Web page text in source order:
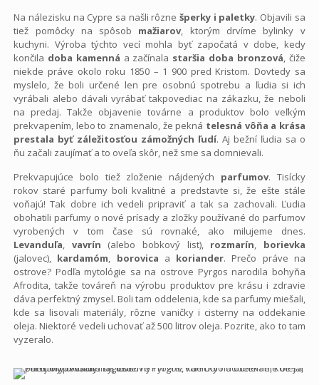
Na nálezisku na Cypre sa našli rôznešperky i paletky. Objavili sa
tiež pomôcky na spôsob mažiarov, ktorým drvíme bylinky v
kuchyni. Výroba týchto vecí mohla byť započatá v dobe, kedy
končila doba kamenná a začínala staršia doba bronzová , čiže
niekde práve okolo roku 1850 – 1 900 pred Kristom. Dovtedy sa
myslelo, že boli určené len pre osobnú spotrebu a ľudia si ich
vyrábali alebo dávali vyrábať takpovediac na zákazku, že neboli
na predaj. Takže objavenie továrne a produktov bolo veľkým
prekvapením, lebo to znamenalo, že pekná telesná vôňa a krása
prestala byť záležitosťou zámožných ľudí. Aj bežní ľudia sa o
ňu začali zaujímať a to oveľa skôr, než sme sa domnievali.
Prekvapujúce bolo tiež zloženie nájdených parfumov. Tisícky
rokov staré parfumy boli kvalitné a predstavte si, že ešte stále
voňajú! Tak dobre ich vedeli pripraviť a tak sa zachovali. Ľudia
obohatili parfumy o nové prísady a zložky používané do parfumov
vyrobených v tom čase sú rovnaké, ako milujeme dnes.
Levanduľa
vavrín (alebo bobkový list), rozmarín
borievka
(jalovec), kardamóm borovica a koriander. Prečo práve na
ostrove? Podľa mytológie sa na ostrove Pyrgos narodila bohyňa
Afrodita, takže továreň na výrobu produktov pre krásu i zdravie
dáva perfektný zmysel. Boli tam oddelenia, kde sa parfumy miešali,
kde sa lisovali materiály, rôzne vaničky i cisterny na oddekanie
oleja. Niektoré vedeli uchovať až 500 litrov oleja. Pozrite, ako to tam
vyzeralo.